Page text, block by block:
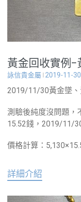
黃金回收實例-
詠信貴金屬 2019-11-30
2019/11/30黃金墜
測驗後純度沒問題，
15.52錢，2019/11/
價格計算：
詳細介紹